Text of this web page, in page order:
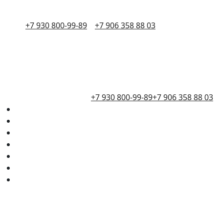
+7 930 800-99-89 +7 906 358 88 03
+7 930 800-99-89+7 906 358 88 03